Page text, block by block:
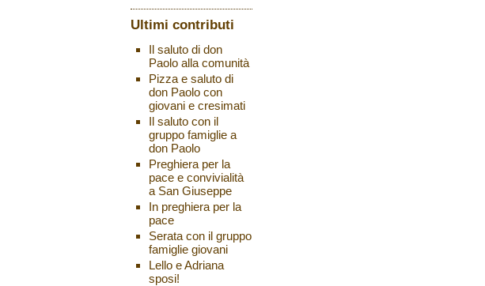
Ultimi contributi
Il saluto di don
Paolo alla comunità
Pizza e saluto di
don Paolo con
giovani e cresimati
Il saluto con il
gruppo famiglie a
don Paolo
Preghiera per la
pace e convivialità
a San Giuseppe
In preghiera per la
pace
Serata con il gruppo
famiglie giovani
Lello e Adriana
sposi!